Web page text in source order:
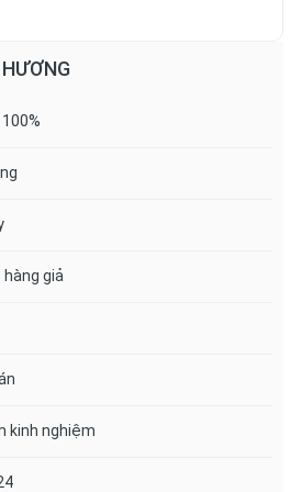
hàng giả
kinh nghiệm